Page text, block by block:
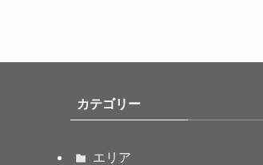
カテゴリー
エリア